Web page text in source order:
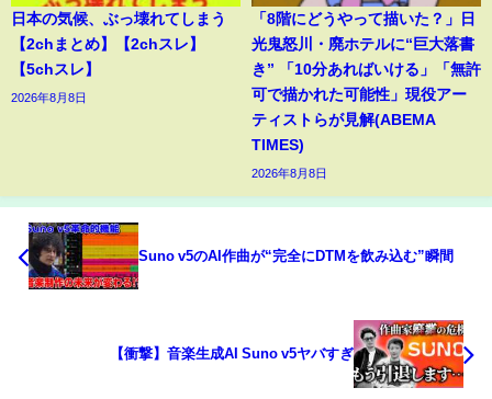
日本の気候、ぶっ壊れてしまう
【2chまとめ】【2chスレ】
【5chスレ】
2026年8月8日
「8階にどうやって描いた？」日
光鬼怒川・廃ホテルに“巨大落書
き” 「10分あればいける」「無許
可で描かれた可能性」現役アー
ティストらが見解(ABEMA
TIMES)
2026年8月8日
Suno v5のAI作曲が“完全にDTMを飲み込む”瞬間
【衝撃】音楽生成AI Suno v5ヤバすぎ